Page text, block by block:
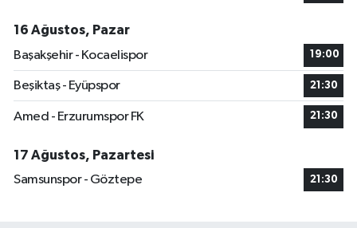
16 Ağustos, Pazar
Başakşehir - Kocaelispor
19:00
Beşiktaş - Eyüpspor 21:30
Amed - Erzurumspor FK 21:30
17 Ağustos, Pazartesi
Samsunspor - Göztepe
21:30